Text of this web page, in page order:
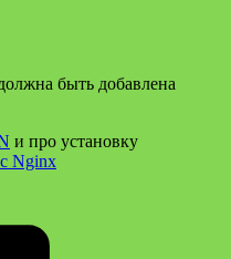
быть добавлена
и про установку
Nginx